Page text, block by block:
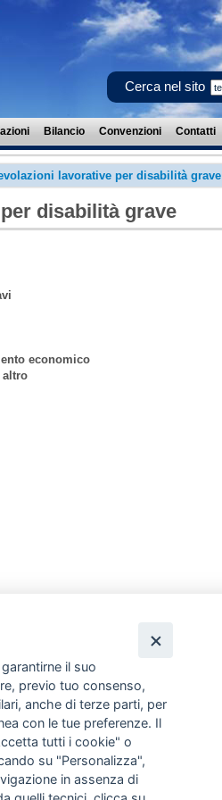
Cerca nel sito
Bilancio Convenzioni Contatti
lavorative per disabilità grave
disabilità grave
economico
altro
il suo
previo tuo consenso,
anche di terze parti, per
con le tue preferenze. Il
tutti i cookie" o
su "Personalizza",
in assenza di